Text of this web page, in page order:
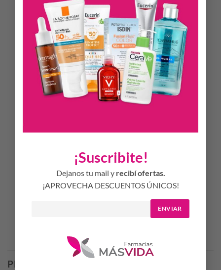
¡Suscribite!
Dejanos tu mail y recibí ofertas.
¡APROVECHA DESCUENTOS ÚNICOS!
ENVIAR
Protección solar química con SPF50+ PA++++ contra
rayos UVA/UVB
Textura ligera y serum-like que no deja residuos grasos ni
pegajosos
Hidrata y calma la piel gracias al ácido hialurónico y la
Centella Asiática
Fórmula con Baby Green Complex (7 extractos vegetales)
para antioxidantes y minerales esenciales
como el rostro y el cuello, 30 minutos antes de la exposición
solar. Reaplicar cada 2-3 horas, especialmente después de
nadar o sudar.
Productos Relacionados
PRODUCTOS RELACIONADOS